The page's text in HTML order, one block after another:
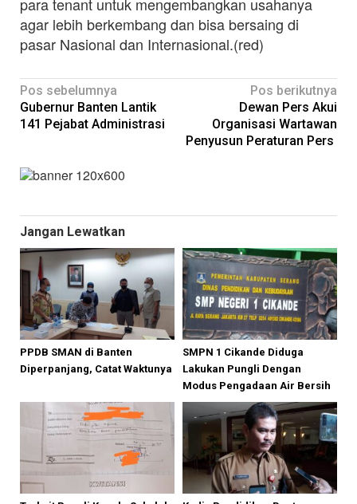
para tenant untuk mengembangkan usahanya
agar lebih berkembang dan bisa bersaing di
pasar Nasional dan Internasional.(red)
Navigasi
pos
Pos sebelumnya
Gubernur Banten Lantik
141 Pejabat Administrasi
Pos berikutnya
Dewan Pers Akui
Organisasi Wartawan
Penyusun Peraturan Pers
Jangan Lewatkan
PPDB SMAN di Banten
Diperpanjang, Catat Waktunya
SMPN 1 Cikande Diduga
Lakukan Pungli Dengan
Modus Pengadaan Air Bersih